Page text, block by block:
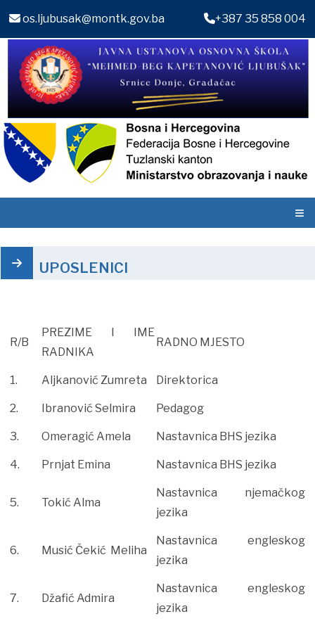
os.ljubusak@montk.gov.ba +387 35 858 004
≡
UPOSLENICI
R/B
PREZIME I IME
RADNIKA
RADNO MJESTO
1. Aljkanović Zumreta Direktorica
2. Ibranović Selmira Pedagog
3. Omeragić Amela Nastavnica BHS jezika
4. Prnjat Emina Nastavnica BHS jezika
5. Tokić Alma
Nastavnica njemačkog
jezika
6. Musić Čekić Meliha
Nastavnica engleskog
jezika
7. Džafić Admira
Nastavnica engleskog
jezika